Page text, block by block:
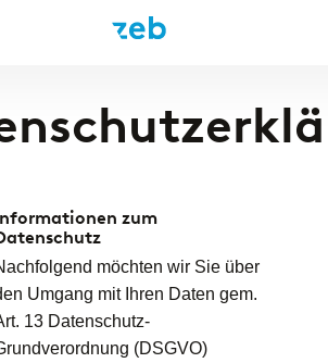
Direkt
zum
möchten wir Sie über
Umgang mit Ihren Daten gem.
13 Datenschutz-
(DSGVO)